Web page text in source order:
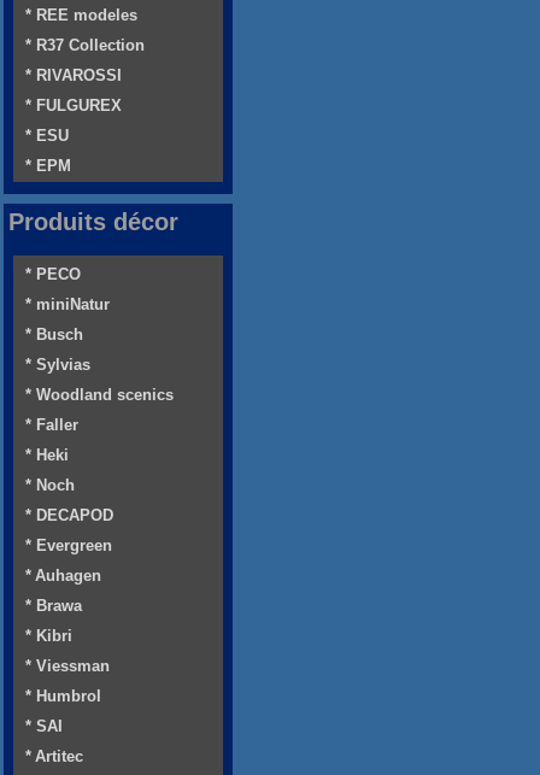
* REE modeles
* R37 Collection
* RIVAROSSI
* FULGUREX
* ESU
* EPM
Produits décor
* PECO
* miniNatur
* Busch
* Sylvias
* Woodland scenics
* Faller
* Heki
* Noch
* DECAPOD
* Evergreen
* Auhagen
* Brawa
* Kibri
* Viessman
* Humbrol
* SAI
* Artitec